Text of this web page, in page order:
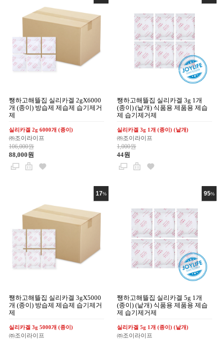
쨍하고해뜰집 실리카겔 2gX6000
개 (종이) 방습제 제습제 습기제거
제
실리카겔 2g 6000개 (종이)
㈜조이라이프
106,000원
88,000원
쨍하고해뜰집 실리카겔 3g 1개
(종이) (낱개) 식품용 제품용 제습
제 습기제거제
실리카겔 3g 1개 (종이) (낱개)
㈜조이라이프
1,000원
44원
17%
쨍하고해뜰집 실리카겔 3gX5000
개 (종이) 방습제 제습제 습기제거
제
실리카겔 3g 5000개 (종이)
㈜조이라이프
95%
쨍하고해뜰집 실리카겔 5g 1개
(종이) (낱개) 식품용 제품용 제습
제 습기제거제
실리카겔 5g 1개 (종이) (낱개)
㈜조이라이프